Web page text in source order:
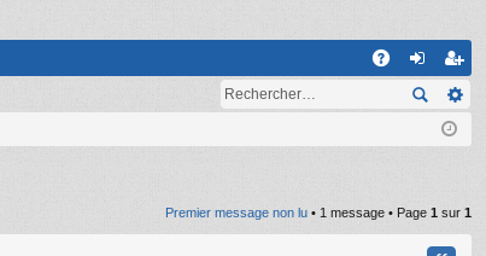
on ns
cri
Premier message non lu • 1 message • Page 1 sur 1